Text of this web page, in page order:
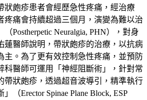
狀皰疹患者會經歷急性疼痛，經治療
疼痛會持續超過三個月，演變為難以治
Postherpetic Neuralgia, PHN），對身
蓮醫師說明，帶狀皰疹的治療，以抗病
主。為了更有效控制急性疼痛，並預防
科醫師可運用「神經阻斷術」，針對常
帶狀皰疹，透過超音波導引，精準執行
（Erector Spinae Plane Block, ESP